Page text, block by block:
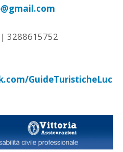
3288615752
GuideTuristicheLuc